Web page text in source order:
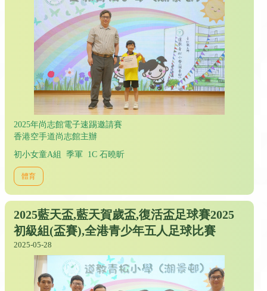
2025年尚志館電子速踢邀請賽
香港空手道尚志館主辦
初小女童A組 季軍 1C 石曉昕
體育
2025藍天盃,藍天賀歲盃,復活盃足球賽2025
初級組(盃賽),全港青少年五人足球比賽
2025-05-28